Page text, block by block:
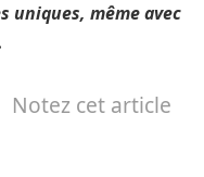
uniques, même avec
Notez cet article